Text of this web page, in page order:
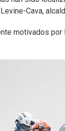
Cava,
motivados